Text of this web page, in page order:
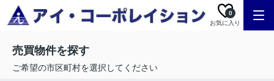
お気に入り
0
売買物件を探す
ご希望の市区町村を選択してください